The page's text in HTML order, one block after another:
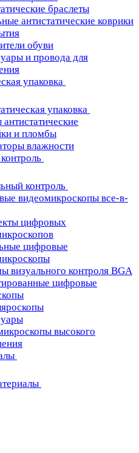
браслеты
антистатические коврики
обуви
и провода для
упаковка
упаковка
и пломбы
влажности
контроль
видеомикроскопы все-в-
цифровых
цифровые
визуального контроля BGA
цифровые
высокого